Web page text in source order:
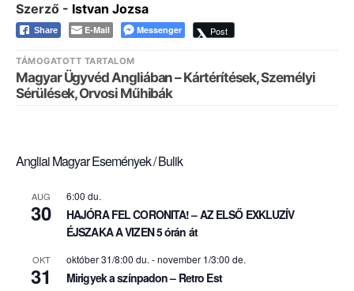
Szerző - Istvan Jozsa
Share E-Mail Messenger Post
TÁMOGATOTT TARTALOM
Magyar Ügyvéd Angliában – Kártérítések, Személyi
Sérülések, Orvosi Műhibák
Angliai Magyar Események / Bulik
AUG
30
6:00 du.
HAJÓRA FEL CORONITA! – AZ ELSŐ EXKLUZÍV
ÉJSZAKA A VIZEN 5 órán át
OKT
31
október 31/8:00 du. -november 1/3:00 de.
Mirigyek a színpadon – Retro Est